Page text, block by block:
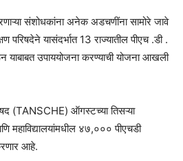
संशोधकांना अनेक अडचणींना सामोरे जावे
परिषदेने यासंदर्भात 13 राज्यातील पीएच .डी .
याबाबत उपाययोजना करण्याची योजना आखली
(TANSCHE) ऑगस्टच्या तिसऱ्या
महाविद्यालयांमधील ४७,००० पीएचडी
आहे.